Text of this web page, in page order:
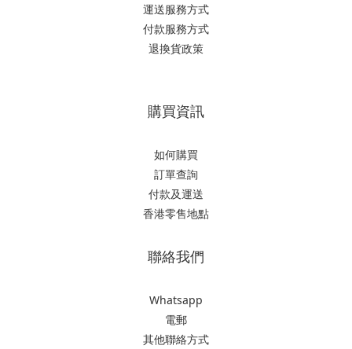
運送服務方式
付款服務方式
退換貨政策
購買資訊
如何購買
訂單查詢
付款及運送
香港零售地點
聯絡我們
Whatsapp
電郵
其他聯絡方式